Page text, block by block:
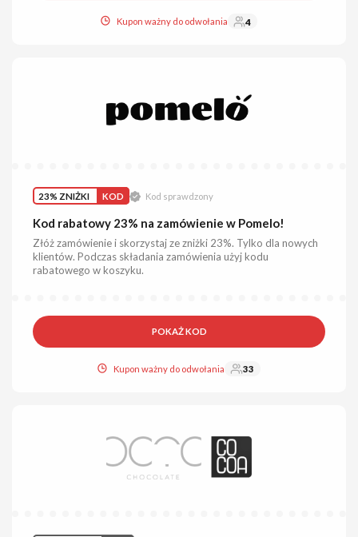
Kupon ważny do odwołania 4
23% ZNIŻKI KOD Kod sprawdzony
Kod rabatowy 23% na zamówienie w Pomelo!
Złóż zamówienie i skorzystaj ze zniżki 23%. Tylko dla nowych
klientów. Podczas składania zamówienia użyj kodu
rabatowego w koszyku.
POKAŻ KOD
Kupon ważny do odwołania 33